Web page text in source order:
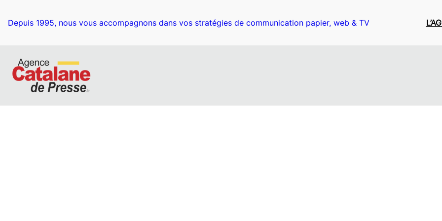
Depuis 1995, nous vous accompagnons dans vos stratégies de communication papier, web & TV